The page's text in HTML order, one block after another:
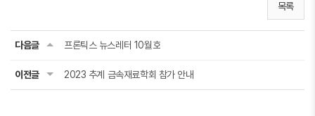
목록
다음글 프론틱스 뉴스레터 10월호
이전글 2023 추계 금속재료학회 참가 안내